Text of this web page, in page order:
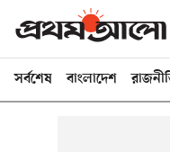
সর্বশেষ বাংলাদেশ